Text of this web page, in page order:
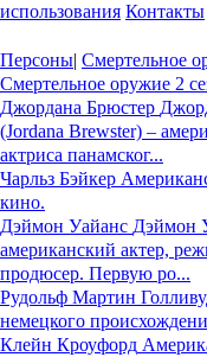
использования Контакты
Персоны| Смертельное
Смертельное оружие 2
Джордана Брюстер
(Jordana Brewster) –
актриса панамског...
Чарльз Бэйкер
кино.
Дэймон Уайанс Дэймон
американский актер,
продюсер. Первую ро...
Рудольф Мартин
немецкого
Клейн Кроуфорд